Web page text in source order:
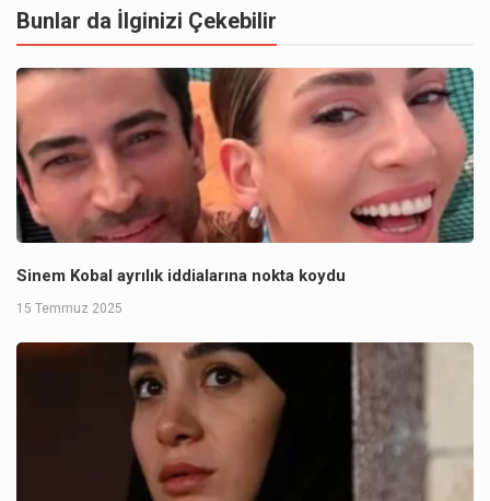
Bunlar da İlginizi Çekebilir
Sinem Kobal ayrılık iddialarına nokta koydu
15 Temmuz 2025